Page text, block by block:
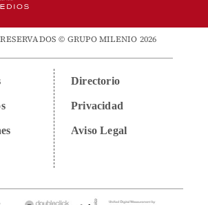
© GRUPO MILENIO 2026
Directorio
Privacidad
Aviso Legal